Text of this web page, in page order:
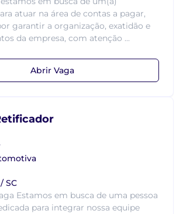
atuar na área de contas a pagar,
garantir a organização, exatidão e
da empresa, com atenção ...
Abrir Vaga
SC
Estamos em busca de uma pessoa
para integrar nossa equipe